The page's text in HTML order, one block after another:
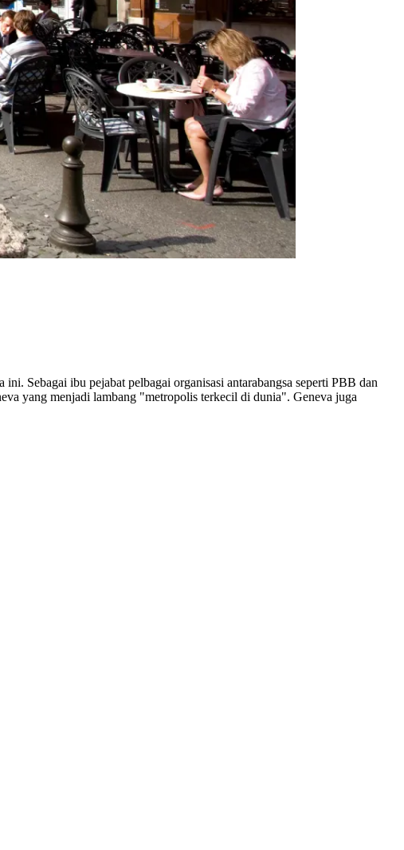
Sebagai ibu pejabat pelbagai organisasi antarabangsa seperti PBB dan
yang menjadi lambang "metropolis terkecil di dunia". Geneva juga